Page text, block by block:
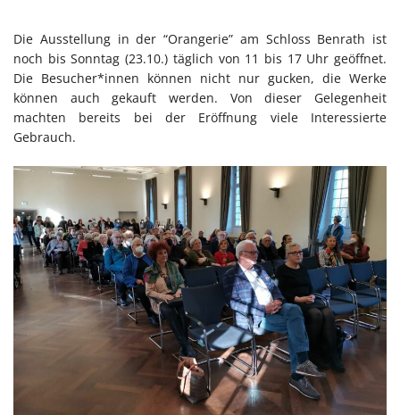
Die Ausstellung in der “Orangerie” am Schloss Benrath ist
noch bis Sonntag (23.10.) täglich von 11 bis 17 Uhr geöffnet.
Die Besucher*innen können nicht nur gucken, die Werke
können auch gekauft werden. Von dieser Gelegenheit
machten bereits bei der Eröffnung viele Interessierte
Gebrauch.